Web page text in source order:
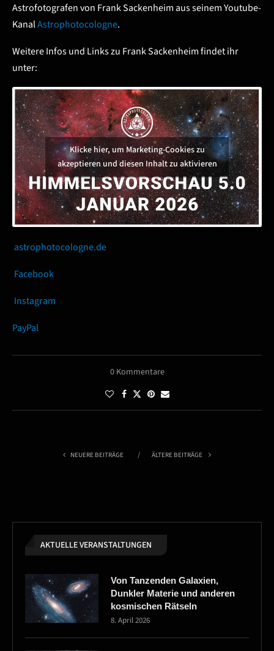
Astrofotografen von Frank Sackenheim aus seinem Youtube-
KanalAstrophotocologne.
Weitere Infos und Links zu Frank Sackenheim findet ihr
unter:
Klicke hier, um Marketing-Cookies zu
akzeptieren und diesen Inhalt zu aktivieren
astrophotocologne.de
Facebook
Instagram
PayPal
0 Kommentare
NEUERE BEITRÄGE ÄLTERE BEITRÄGE
AKTUELLE VERANSTALTUNGEN
Von Tanzenden Galaxien,
Dunkler Materie und anderen
kosmischen Rätseln
8. April 2026